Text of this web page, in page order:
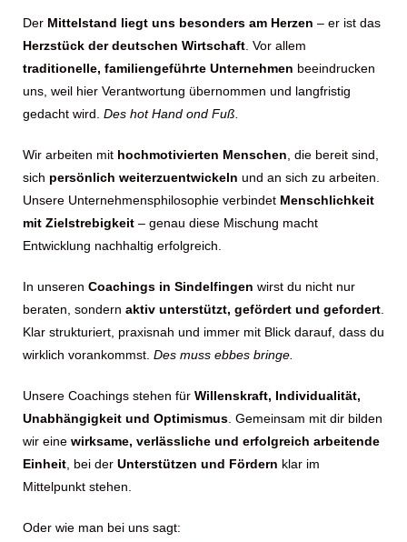
Der Mittelstand liegt uns besonders am Herzen – er ist das
Herzstück der deutschen Wirtschaft . Vor allem
traditionelle, familiengeführte Unternehmen beeindrucken
uns, weil hier Verantwortung übernommen und langfristig
gedacht wird. Des hot Hand ond Fuß.
Wir arbeiten mit hochmotivierten Menschen , die bereit sind,
sich persönlich weiterzuentwickeln und an sich zu arbeiten.
Unsere Unternehmensphilosophie verbindet Menschlichkeit
mit Zielstrebigkeit – genau diese Mischung macht
Entwicklung nachhaltig erfolgreich.
In unseren Coachings in Sindelfingen wirst du nicht nur
beraten, sondern aktiv unterstützt, gefördert und gefordert
Klar strukturiert, praxisnah und immer mit Blick darauf, dass du
wirklich vorankommst. Des muss ebbes bringe.
Unsere Coachings stehen für Willenskraft, Individualität,
Unabhängigkeit und Optimismus . Gemeinsam mit dir bilden
wir eine wirksame, verlässliche und erfolgreich arbeitende
Einheit , bei der Unterstützen und Fördern klar im
Mittelpunkt stehen.
Oder wie man bei uns sagt: